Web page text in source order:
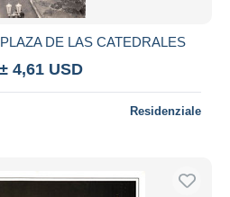
DE LAS CATEDRALES
± 4,61 USD
Residenziale